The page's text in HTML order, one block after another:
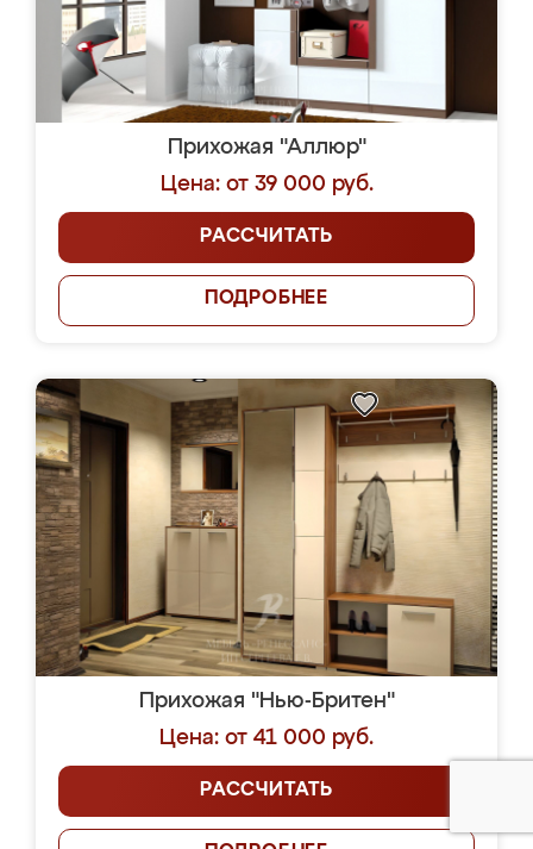
Прихожая "Аллюр"
Цена: от 39 000 руб.
РАССЧИТАТЬ
ПОДРОБНЕЕ
Прихожая "Нью-Бритен"
Цена: от 41 000 руб.
РАССЧИТАТЬ